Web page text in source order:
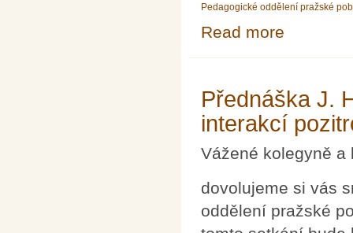
Pedagogické oddělení pražské
Read more
Přednáška J.
interakcí
Vážené kolegyně a
dovolujeme si vás
oddělení pražské